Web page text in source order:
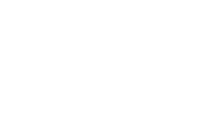
qu’il existe des exceptions, il est
personne avec qui il ne partage
vous sentez que les choses